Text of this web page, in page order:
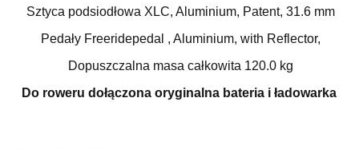
Sztyca podsiodłowa XLC, Aluminium, Patent, 31.6 mm
Pedały Freeridepedal , Aluminium, with Reflector,
Dopuszczalna masa całkowita 120.0 kg
Do roweru dołączona oryginalna bateria i ładowarka